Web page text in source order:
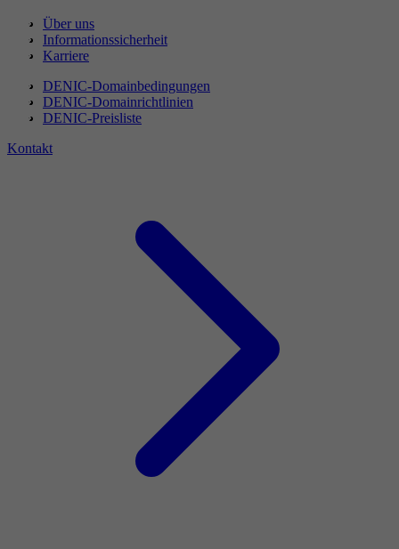
Über uns
Informationssicherheit
Karriere
DENIC-Domainbedingungen
DENIC-Domainrichtlinien
DENIC-Preisliste
Kontakt